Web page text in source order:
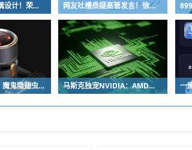
安卓首个液态玻璃设计！荣耀MagicOS 11内测招募开启：17款机型首批升级 网友吐槽质疑高管发言！徐洁云回应“孩go”言论争议：是小米用户宠物名
全球限量200台！魔鬼隐翅虫欧米伽L36 Ultra液冷预售：可动冷头售2999元 马斯克独宠NVIDIA：AMD苏姿丰淡定回应